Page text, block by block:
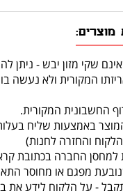
מוצרים:
שקי מזון יבש - ניתן
החשבונית המקורית.
והחזרה לחנות)
החברה בכתובת קראוזה 32
מפגם או מחוסר
- על הלקוח לידע את